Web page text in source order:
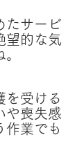
たサービ
望的な気
を受ける
や喪失感
作業でも